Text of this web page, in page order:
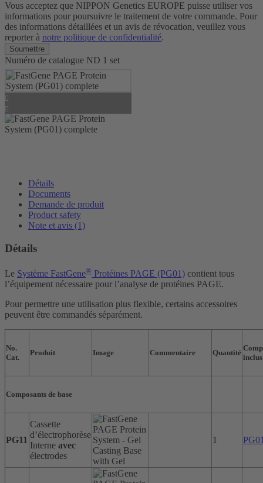
Vous acceptez que NIPPON Genetics EUROPE puisse utiliser vos
informations pour poursuivre le traitement de votre commande. Pour
des informations détaillées et un avis de révocation, veuillez vous
reporter à notre politique de confidentialité.
Numéro de catalogue ND 1 set
Détails
Documents
Demande de produit
Product safety
Note et avis (1)
Détails
Le Système FastGene® Protéines PAGE (PG01) contient tous
l’équipement nécessaire pour l’analyse de protéines PAGE.
Pour permettre une utilisation plus flexible, certains accessoires
peuvent être commandés séparément.
No.
Cat.
Produit Image Commentaire Quantité
Composants de base
PG11
Cassette
d’électrophorèse
Interne avec
électrodes
1